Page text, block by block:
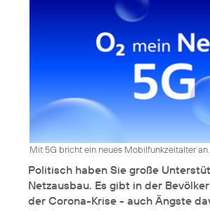
Mit 5G bricht ein neues Mobilfunkzeitalter an.
Politisch haben Sie große
Netzausbau. Es gibt in der
der Corona-Krise - auch Ängste